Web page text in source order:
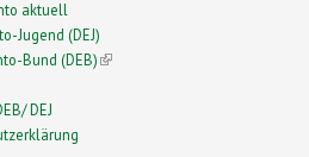
aktuell
Jugend (DEJ)
Bund (DEB)(link is external)
DEJ